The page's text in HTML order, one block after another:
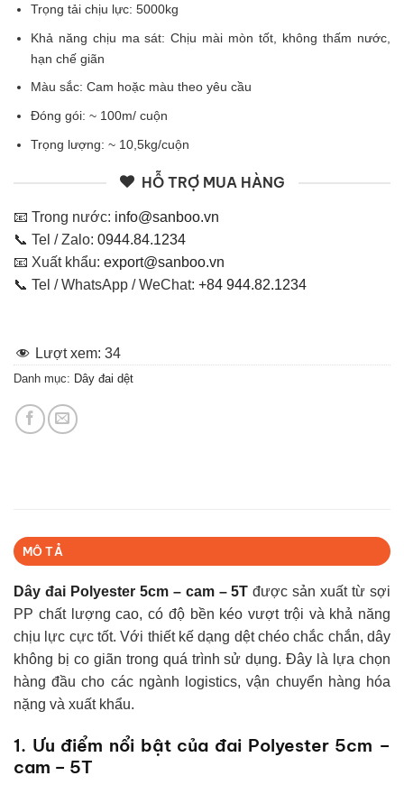
Trọng tải chịu lực: 5000kg
Khả năng chịu ma sát: Chịu mài mòn tốt, không thấm nước,
hạn chế giãn
Màu sắc: Cam hoặc màu theo yêu cầu
Đóng gói: ~ 100m/ cuộn
Trọng lượng: ~ 10,5kg/cuộn
HỖ TRỢ MUA HÀNG
📧 Trong nước: info@sanboo.vn
📞 Tel / Zalo: 0944.84.1234
📧 Xuất khẩu: export@sanboo.vn
📞 Tel / WhatsApp / WeChat: +84 944.82.1234
Lượt xem: 34
Danh mục: Dây đai dệt
MÔ TẢ
Dây đai Polyester 5cm – cam – 5T được sản xuất từ sợi
PP chất lượng cao, có độ bền kéo vượt trội và khả năng
chịu lực cực tốt. Với thiết kế dạng dệt chéo chắc chắn, dây
không bị co giãn trong quá trình sử dụng. Đây là lựa chọn
hàng đầu cho các ngành logistics, vận chuyển hàng hóa
nặng và xuất khẩu.
1. Ưu điểm nổi bật của đai Polyester 5cm –
cam – 5T